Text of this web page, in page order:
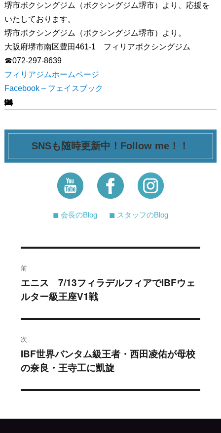
堺市ボクシングジム（ボクシングジム堺市）より、応援を
いたしております。
堺市ボクシングジム（ボクシングジム堺市）より。
大阪府堺市南区豊田461-1 フィリアボクシングジム
☎072-297-8639
フィリアジムホームページ
Facebook – フェイスブック
[ssba-buttons]
SNSも随時更新中！Follow me！！
◼︎ 会長のBlog ◼︎ スタッフのBlog
稿
ナ
ビ
ゲ
ー
前
過
去
稿:
エニス 7/13フィラデルフィアでIBFウェ
ルター級王座V1戦
次
次
の
IBF世界バンタム級王者・西田凌佑が母校
の奈良・王寺工に凱旋